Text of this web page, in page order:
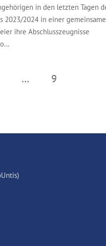
in den letzten Tagen
2023/2024 in einer
ihre Abschlusszeugnisse
… 9